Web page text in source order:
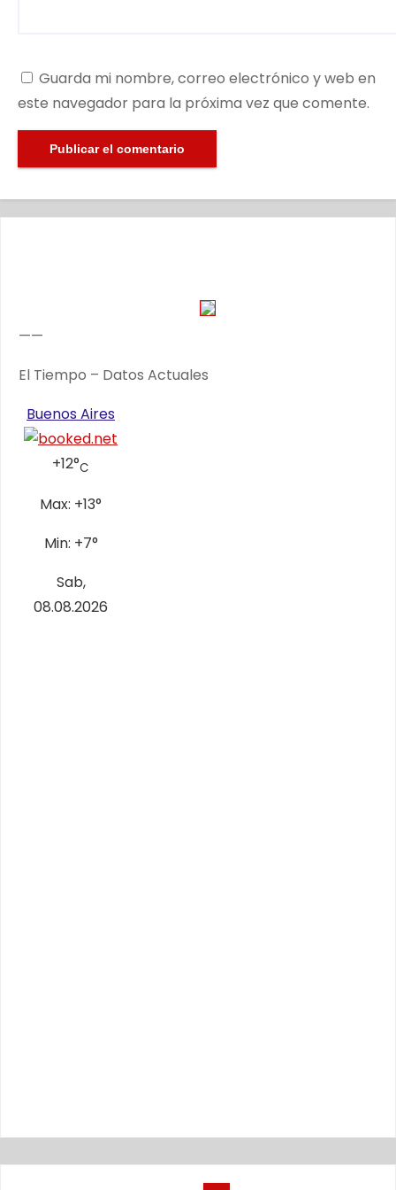
Guarda mi nombre, correo electrónico y web en
este navegador para la próxima vez que comente.
——
El Tiempo – Datos Actuales
Buenos Aires
+12°C
Max: +13°
Min: +7°
Sab,
08.08.2026